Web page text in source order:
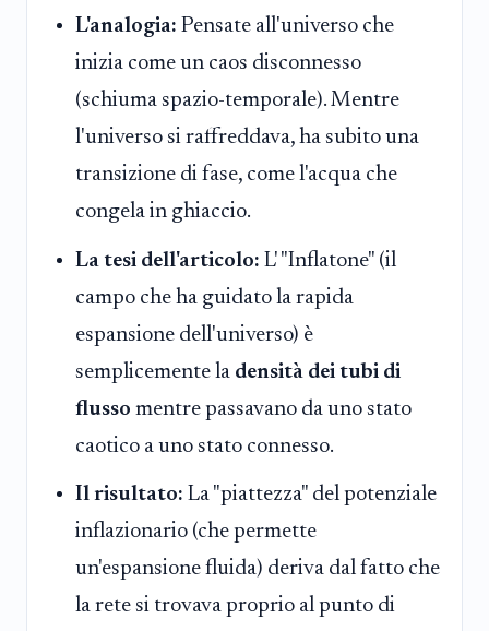
L'analogia: Pensate all'universo che
inizia come un caos disconnesso
(schiuma spazio-temporale). Mentre
l'universo si raffreddava, ha subito una
transizione di fase, come l'acqua che
congela in ghiaccio.
La tesi dell'articolo: L' "Inflatone" (il
campo che ha guidato la rapida
espansione dell'universo) è
semplicemente la densità dei tubi di
flusso mentre passavano da uno stato
caotico a uno stato connesso.
Il risultato: La "piattezza" del potenziale
inflazionario (che permette
un'espansione fluida) deriva dal fatto che
la rete si trovava proprio al punto di